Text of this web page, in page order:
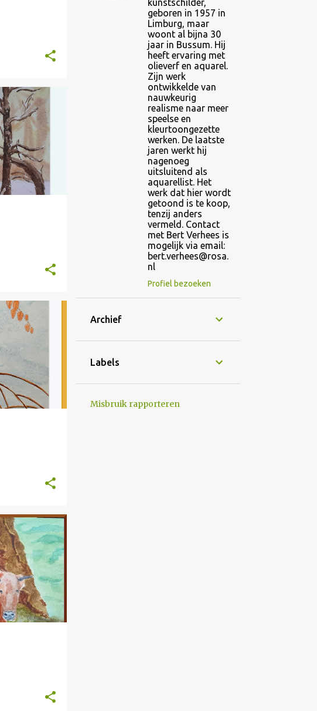
kunstschilder,
geboren in 1957 in
Limburg, maar
woont al bijna 30
jaar in Bussum. Hij
heeft ervaring met
olieverf en aquarel.
Zijn werk
ontwikkelde van
nauwkeurig
realisme naar meer
speelse en
kleurtoongezette
werken. De laatste
jaren werkt hij
nagenoeg
uitsluitend als
aquarellist. Het
werk dat hier wordt
getoond is te koop,
tenzij anders
vermeld. Contact
met Bert Verhees is
mogelijk via email:
bert.verhees@rosa.
nl
Profiel bezoeken
Archief
Labels
Misbruik rapporteren